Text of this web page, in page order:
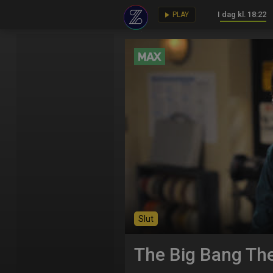
play_arrow PLAY I dag kl. 18:22
Slut
The Big Bang